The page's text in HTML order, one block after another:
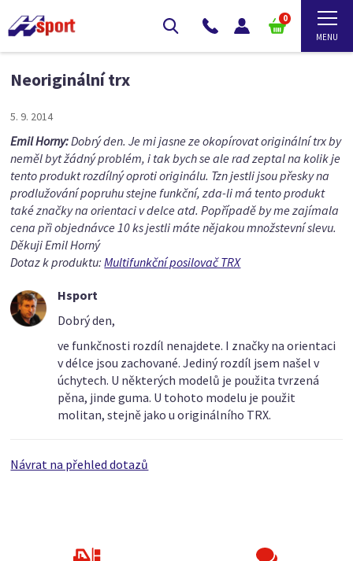
0
Neoriginální trx
5. 9. 2014
Emil Horny:Dobrý den. Je mi jasne ze okopírovat originální trx by
neměl byt žádný problém, i tak bych se ale rad zeptal na kolik je
tento produkt rozdílný oproti originálu. Tzn jestli jsou přesky na
prodlužování popruhu stejne funkční, zda-li má tento produkt
také značky na orientaci v delce atd. Popřípadě by me zajímala
cena při objednávce 10 ks jestli máte nějakou množstevní slevu.
Děkuji Emil Horný
Dotaz k produktu:Multifunkční posilovač TRX
Hsport
Dobrý den,
ve funkčnosti rozdíl nenajdete. I značky na orientaci
v délce jsou zachované. Jediný rozdíl jsem našel v
úchytech. U některých modelů je použita tvrzená
pěna, jinde guma. U tohoto modelu je použit
molitan, stejně jako u originálního TRX.
Návrat na přehled dotazů